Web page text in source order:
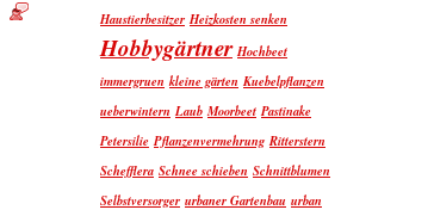
Haustierbesitzer Heizkosten senken
Hobbygärtner Hochbeet
immergruen kleine gärten Kuebelpflanzen
ueberwintern Laub Moorbeet Pastinake
Petersilie Pflanzenvermehrung Ritterstern
Schefflera Schnee schieben Schnittblumen
Selbstversorger urbaner Gartenbau urban